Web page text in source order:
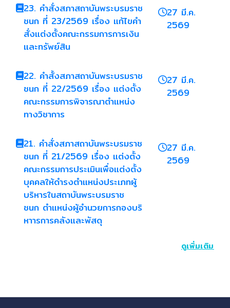
23. คำสั่งสภาสถาบันพระบรมราช
ชนก ที่ 23/2569 เรื่อง แก้ไขคำ
สั่งแต่งตั้งคณะกรรมการการเงิน
และทรัพย์สิน
27 มี.ค.
2569
22. คำสั้งสภาสถาบันพระบรมราช
ชนก ที่ 22/2569 เรื่อง แต่งตั้ง
คณะกรรมการพิจารณาตำแหน่ง
ทางวิชาการ
27 มี.ค.
2569
21. คำสั่งสภาสถาบันพระบรมราช
ชนก ที่ 21/2569 เรื่อง แต่งตั้ง
คณะกรรมการประเมินเพื่อแต่งตั้ง
บุคคลให้ดำรงตำแหน่งประเภทผู้
บริหารในสถาบันพระบรมราช
ชนก ตำแหน่งผู้อำนวยการกองบริ
หาารการคลังและพัสดุ
27 มี.ค.
2569
ดูเพิ่มเติม